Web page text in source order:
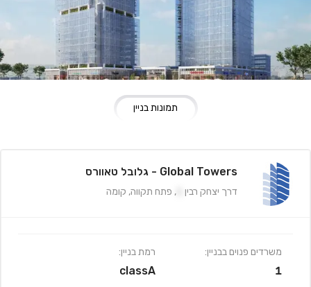
תמונות בניין
Global Towers - גלובל טאוורס
דרך יצחק רבין , פתח תקווה, קומה
משרדים פנוים בבניין:
1
רמת בניין:
classA